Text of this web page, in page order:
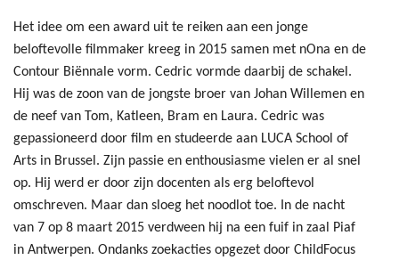
Het idee om een award uit te reiken aan een jonge
beloftevolle filmmaker kreeg in 2015 samen met nOna en de
Contour Biënnale vorm. Cedric vormde daarbij de schakel.
Hij was de zoon van de jongste broer van Johan Willemen en
de neef van Tom, Katleen, Bram en Laura. Cedric was
gepassioneerd door film en studeerde aan LUCA School of
Arts in Brussel. Zijn passie en enthousiasme vielen er al snel
op. Hij werd er door zijn docenten als erg beloftevol
omschreven. Maar dan sloeg het noodlot toe. In de nacht
van 7 op 8 maart 2015 verdween hij na een fuif in zaal Piaf
in Antwerpen. Ondanks zoekacties opgezet door ChildFocus